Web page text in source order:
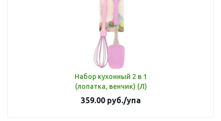
Набор кухонный 2 в 1
(лопатка, венчик) (Л)
359.00 руб./упа